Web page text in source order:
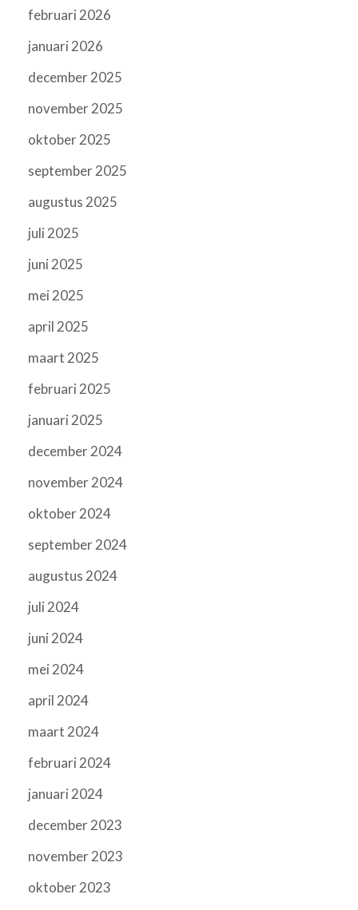
februari 2026
januari 2026
december 2025
november 2025
oktober 2025
september 2025
augustus 2025
juli 2025
juni 2025
mei 2025
april 2025
maart 2025
februari 2025
januari 2025
december 2024
november 2024
oktober 2024
september 2024
augustus 2024
juli 2024
juni 2024
mei 2024
april 2024
maart 2024
februari 2024
januari 2024
december 2023
november 2023
oktober 2023